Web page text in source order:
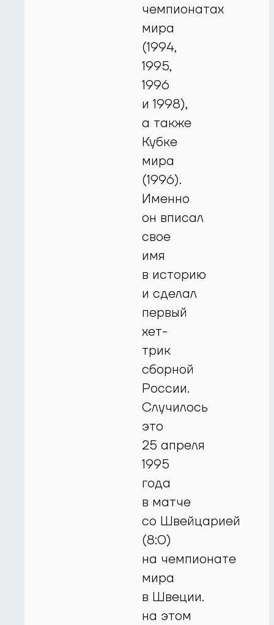
чемпионатах
мира
(1994,
1995,
1996
и 1998),
а также
Кубке
мира
(1996).
Именно
он вписал
свое
имя
в историю
и сделал
первый
хет-
трик
сборной
России.
Случилось
это
25 апреля
1995
года
в матче
со Швейцарией
(8:0)
на чемпионате
мира
в Швеции.
на этом